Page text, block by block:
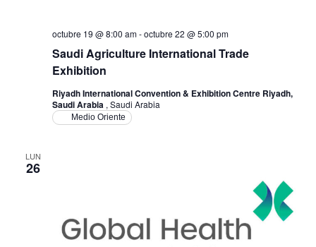
Saudi Agriculture International Trade
Exhibition
octubre 19 @ 8:00 am-octubre 22 @ 5:00 pm
Riyadh International Convention & Exhibition Centre Riyadh,
Saudi Arabia , Saudi Arabia
Medio Oriente
LUN
26